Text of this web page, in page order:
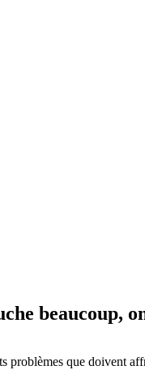
beaucoup,
problèmes que doivent